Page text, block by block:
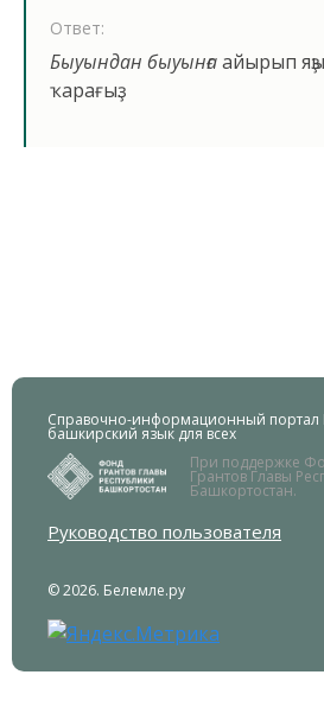
Ответ:
Быуындан быуынғаайырып
ҡарағыҙ.
Справочно-информационный портал
башкирский язык для всех
При поддержке
Грантов Главы
Башкортостан.
Руководство пользователя
© 2026. Белемле.ру